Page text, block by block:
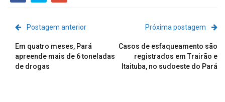
Postagem anterior
Em quatro meses, Pará
apreende mais de 6 toneladas
de drogas
Próxima postagem
Casos de esfaqueamento são
registrados em Trairão e
Itaituba, no sudoeste do Pará